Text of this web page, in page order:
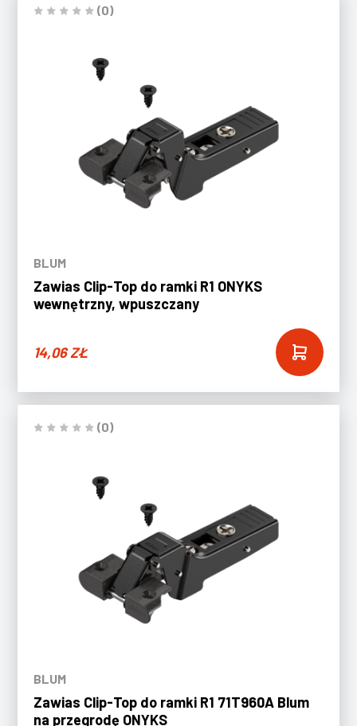
(0)
BLUM
Zawias Clip-Top do ramki R1 ONYKS
wewnętrzny, wpuszczany
14,06ZŁ
(0)
BLUM
Zawias Clip-Top do ramki R1 71T960A Blum
na przegrodę ONYKS